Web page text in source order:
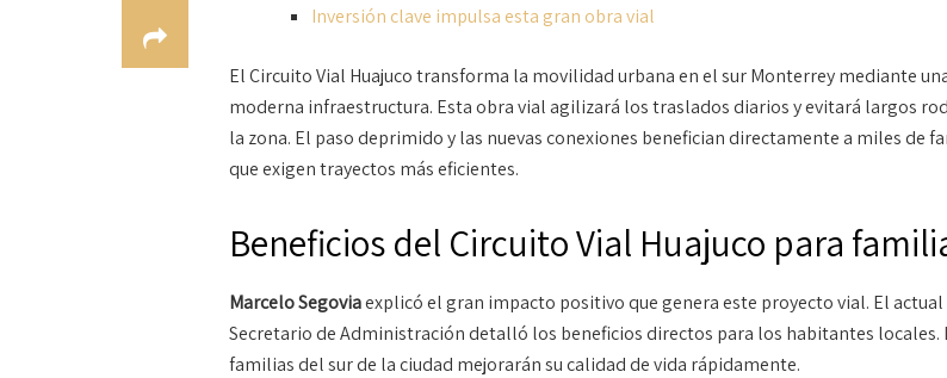
Inversión clave impulsa esta gran obra vial
El Circuito Vial Huajuco transforma la movilidad urbana en el sur Monterrey mediante
moderna infraestructura. Esta obra vial agilizará los traslados diarios y evitará largos
la zona. El paso deprimido y las nuevas conexiones benefician directamente a miles de
que exigen trayectos más eficientes.
Beneficios del Circuito Vial Huajuco para
Marcelo Segoviaexplicó el gran impacto positivo que genera este proyecto vial. El actual
Secretario de Administración detalló los beneficios directos para los habitantes locales.
familias del sur de la ciudad mejorarán su calidad de vida rápidamente.